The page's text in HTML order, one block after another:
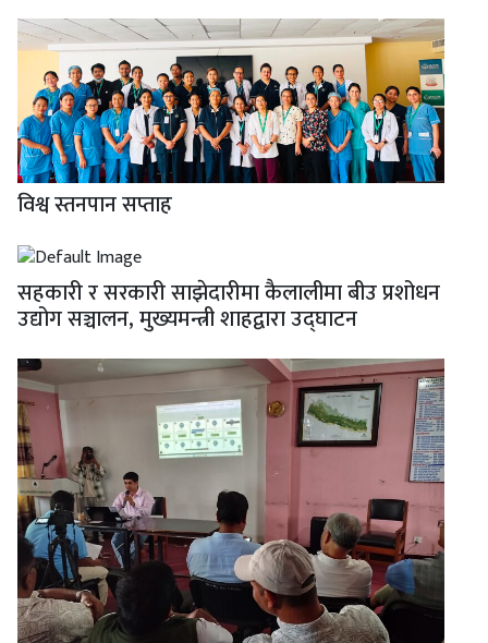
विश्व स्तनपान सप्ताह
सहकारी र सरकारी साझेदारीमा कैलालीमा बीउ प्रशोधन
उद्योग सञ्चालन, मुख्यमन्त्री शाहद्वारा उद्घाटन